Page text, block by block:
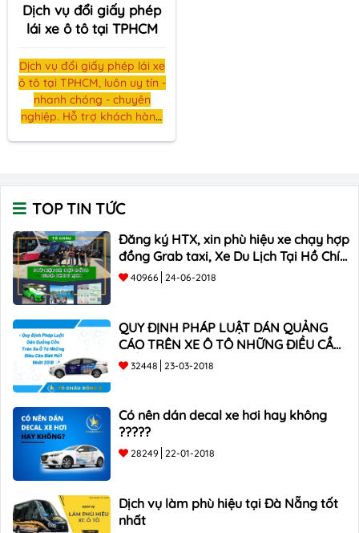
Dịch vụ đổi giấy phép
lái xe ô tô tại TPHCM
Dịch vụ đổi giấy phép lái xe
ô tô tại TPHCM, luôn uy tín -
nhanh chóng - chuyên
nghiệp. Hỗ trợ khách hàng
TOP TIN TỨC
Đăng ký HTX, xin phù hiệu xe chạy hợp
đồng Grab taxi, Xe Du Lịch Tại Hồ Chí
Minh Giá Rẻ
40966 24-06-2018
QUY ĐỊNH PHÁP LUẬT DÁN QUẢNG
CÁO TRÊN XE Ô TÔ NHỮNG ĐIỀU CẦN
BIẾT mới nhất 2018 ???
32448 23-03-2018
Có nên dán decal xe hơi hay không
?????
28249 22-01-2018
Dịch vụ làm phù hiệu tại Đà Nẵng tốt
nhất